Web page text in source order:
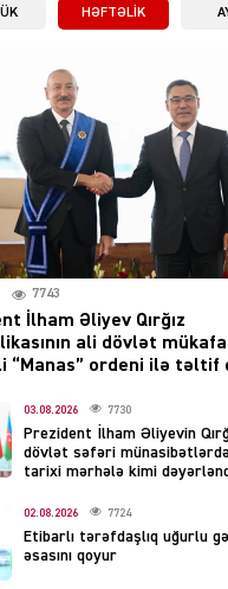
layihəsi ilə bağlı
04.08.2026
Müharibə Rusiyanın belini
bükür
04.08.2026
Ekranlardan uzaq qalan
məşhur aktrisanın yeni
çıxdı
04.08.2026
Hüseyn Həsənov
həbs qərarı verildi –
Milyonluq əmlakı
HƏFTƏLIK
7743
İlham Əliyev Qırğız
ali dövlət
“Manas” ordeni ilə təltif
03.08.2026 7730
Prezident İlham Əliyevin
dövlət səfəri
tarixi mərhələ kimi
02.08.2026 7724
Etibarlı tərəfdaşlıq uğurlu
əsasını qoyur